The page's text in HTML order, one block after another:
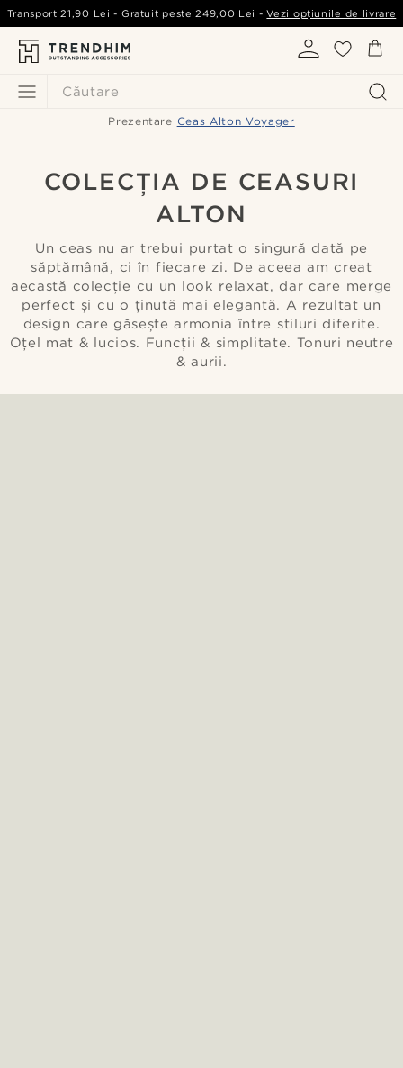
Căutare
Transport 21,90 Lei - Gratuit peste249,00 Lei -Vezi opțiunile de livrare
Prezentare Ceas Alton Voyager
COLECȚIA DE CEASURI
ALTON
Un ceas nu ar trebui purtat o singură dată pe
săptămână, ci în fiecare zi. De aceea am creat
aecastă colecție cu un look relaxat, dar care merge
perfect și cu o ținută mai elegantă. A rezultat un
design care găsește armonia între stiluri diferite.
Oțel mat & lucios. Funcții & simplitate. Tonuri neutre
& aurii.